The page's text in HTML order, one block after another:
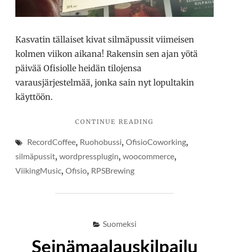
Kasvatin tällaiset kivat silmäpussit viimeisen
kolmen viikon aikana! Rakensin sen ajan yötä
päivää Ofisiolle heidän tilojensa
varausjärjestelmää, jonka sain nyt lopultakin
käyttöön.
CONTINUE READING
RecordCoffee, Ruohobussi, OfisioCoworking,
silmäpussit, wordpressplugin, woocommerce,
ViikingMusic, Ofisio, RPSBrewing
Suomeksi
Seinämaalauskilpailu